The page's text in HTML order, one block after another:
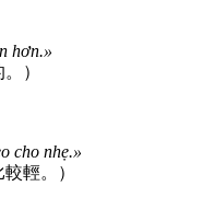
hơn.»
）
cho nhẹ.»
輕。）